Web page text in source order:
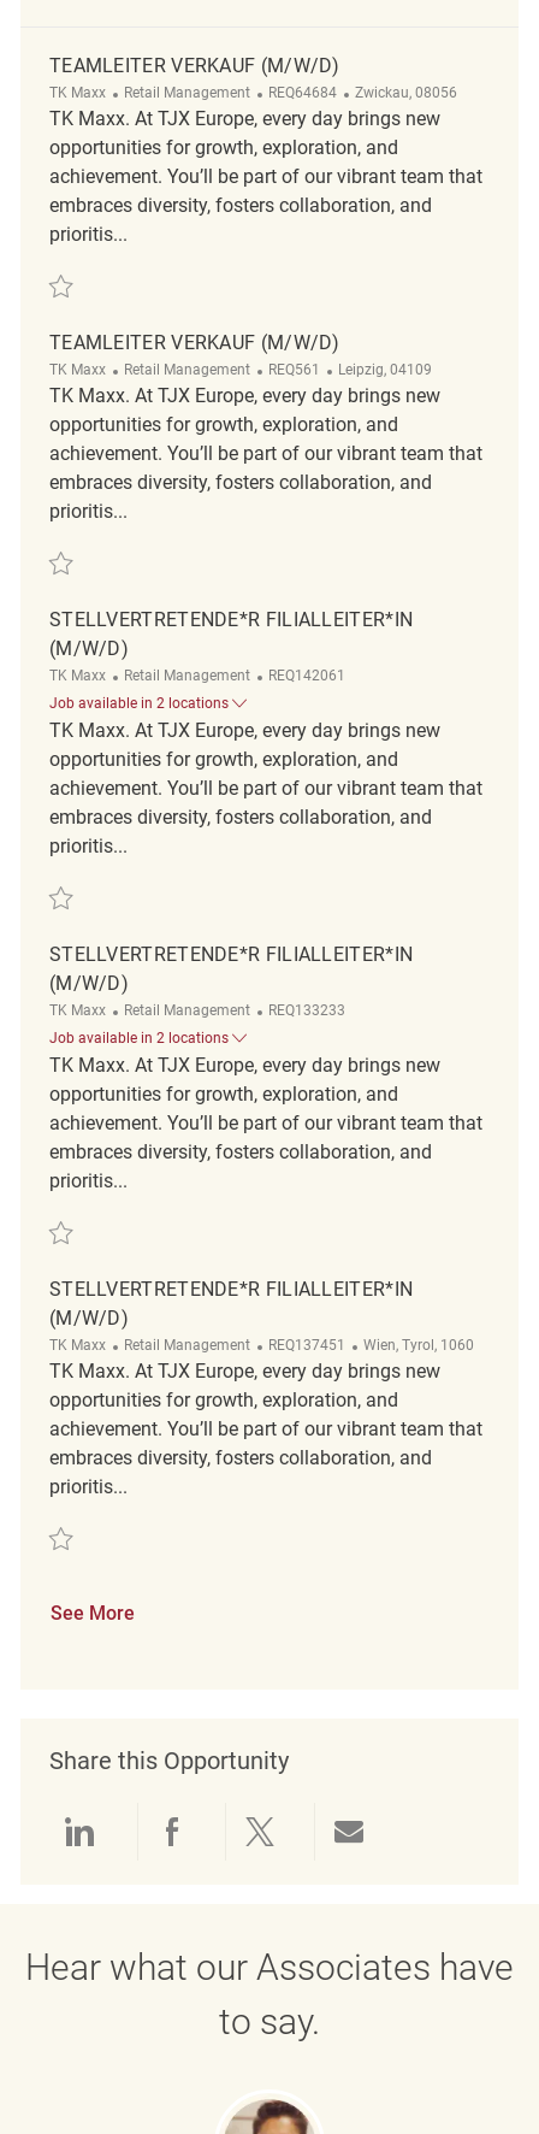
TEAMLEITER VERKAUF (M/W/D)
TK Maxx Category
Retail Management ReqId
REQ64684 Location
Zwickau, 08056
TK Maxx. At TJX Europe, every day brings new
opportunities for growth, exploration, and
achievement. You’ll be part of our vibrant team that
embraces diversity, fosters collaboration, and
prioritis...
Save Teamleiter Verkauf (m/w/d) REQ64684
TEAMLEITER VERKAUF (M/W/D)
TK Maxx Category
Retail Management ReqId
REQ561 Location
Leipzig, 04109
TK Maxx. At TJX Europe, every day brings new
opportunities for growth, exploration, and
achievement. You’ll be part of our vibrant team that
embraces diversity, fosters collaboration, and
prioritis...
Save Teamleiter Verkauf (m/w/d) REQ561
STELLVERTRETENDE*R FILIALLEITER*IN
(M/W/D)
TK Maxx Category
Retail Management ReqId
REQ142061
Job available in 2 locations
TK Maxx. At TJX Europe, every day brings new
opportunities for growth, exploration, and
achievement. You’ll be part of our vibrant team that
embraces diversity, fosters collaboration, and
prioritis...
Save Stellvertretende*r Filialleiter*in (m/w/d) REQ142061
STELLVERTRETENDE*R FILIALLEITER*IN
(M/W/D)
TK Maxx Category
Retail Management ReqId
REQ133233
Job available in 2 locations
TK Maxx. At TJX Europe, every day brings new
opportunities for growth, exploration, and
achievement. You’ll be part of our vibrant team that
embraces diversity, fosters collaboration, and
prioritis...
Save Stellvertretende*r Filialleiter*in (m/w/d) REQ133233
STELLVERTRETENDE*R FILIALLEITER*IN
(M/W/D)
TK Maxx Category
Retail Management ReqId
REQ137451 Location
Wien, Tyrol, 1060
TK Maxx. At TJX Europe, every day brings new
opportunities for growth, exploration, and
achievement. You’ll be part of our vibrant team that
embraces diversity, fosters collaboration, and
prioritis...
Save Stellvertretende*r Filialleiter*in (m/w/d) REQ137451
See More
Share this Opportunity
Hear what our Associates have
to say.